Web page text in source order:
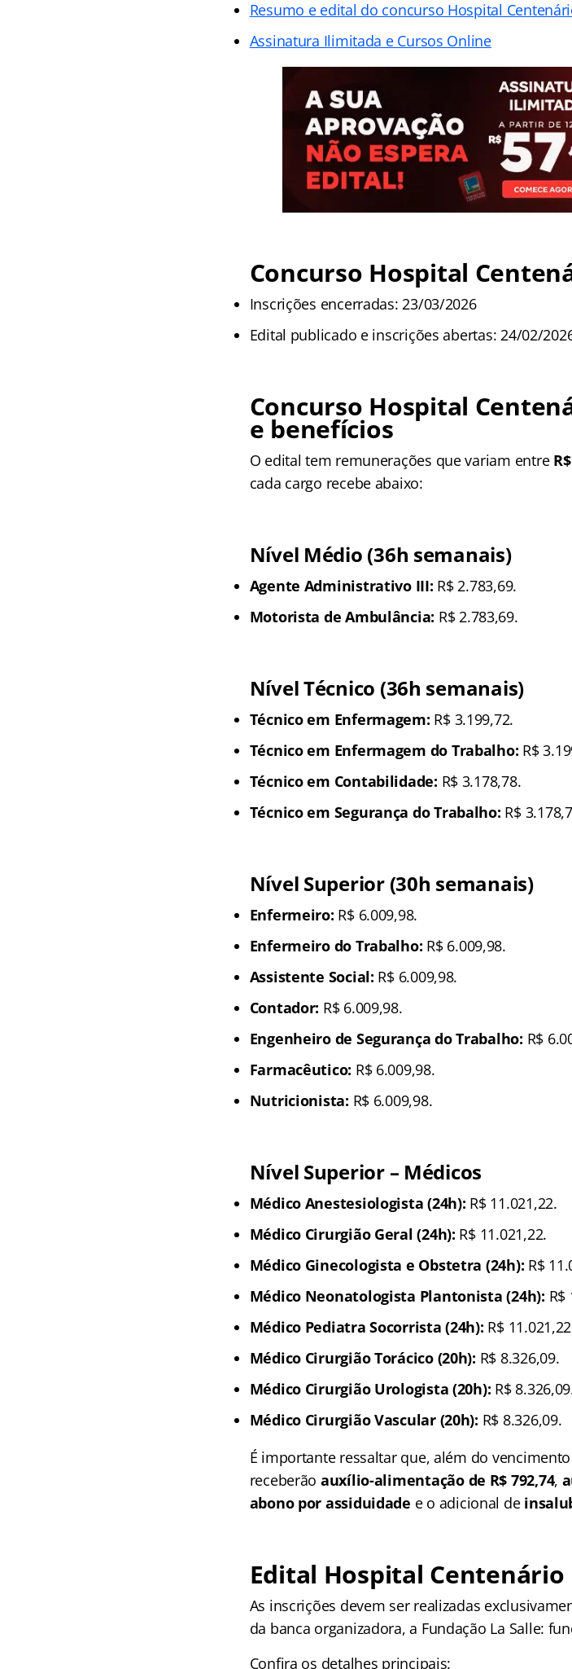
Resumo e edital do concurso Hospital
Assinatura Ilimitada e Cursos Online
Concurso Hospital
Inscrições encerradas: 23/03/2026
Edital publicado e inscrições abertas: 24/02/
Concurso Hospital
e benefícios
O edital tem remunerações que variam entre
cada cargo recebe abaixo:
Nível Médio (36h semanais)
Agente Administrativo III: R$ 2.783,69.
Motorista de Ambulância: R$ 2.783,69.
Nível Técnico (36h semanais)
Técnico em Enfermagem: R$ 3.199,72.
Técnico em Enfermagem do Trabalho: R$
Técnico em Contabilidade: R$ 3.178,78.
Técnico em Segurança do Trabalho: R$
Nível Superior (30h semanais)
Enfermeiro: R$ 6.009,98.
Enfermeiro do Trabalho: R$ 6.009,98.
Assistente Social: R$ 6.009,98.
Contador: R$ 6.009,98.
Engenheiro de Segurança do Trabalho: R$
Farmacêutico: R$ 6.009,98.
Nutricionista: R$ 6.009,98.
Nível Superior – Médicos
Médico Anestesiologista (24h): R$ 11.021,22.
Médico Cirurgião Geral (24h): R$ 11.021,22.
Médico Ginecologista e Obstetra (24h): R$
Médico Neonatologista Plantonista (24h): R$
Médico Pediatra Socorrista (24h): R$
Médico Cirurgião Torácico (20h): R$ 8.326,09.
Médico Cirurgião Urologista (20h): R$
Médico Cirurgião Vascular (20h): R$ 8.326,09.
É importante ressaltar que, além do
receberão auxílio-alimentação de R$ 792,74,
abono por assiduidade e o adicional de
Edital Hospital Centenário
As inscrições devem ser realizadas
da banca organizadora, a Fundação La Salle:
Confira os detalhes principais: